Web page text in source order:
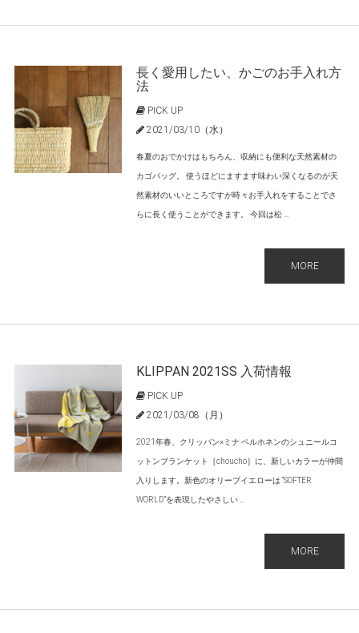
長く愛用したい、かごのお手入れ方
法
PICK UP
2021/03/10（水）
春夏のおでかけはもちろん、収納にも便利な天然素材の
カゴバッグ。 使うほどにますます味わい深くなるのが天
然素材のいいところですが時々お手入れをすることでさ
らに長く使うことができます。 今回は松 ...
MORE
KLIPPAN 2021SS 入荷情報
PICK UP
2021/03/08（月）
2021年春、クリッパン×ミナ ペルホネンのシュニールコ
ットンブランケット［choucho］に、新しいカラーが仲間
入りします。新色のオリーブイエローは “SOFTER
WORLD”を表現したやさしい ...
MORE